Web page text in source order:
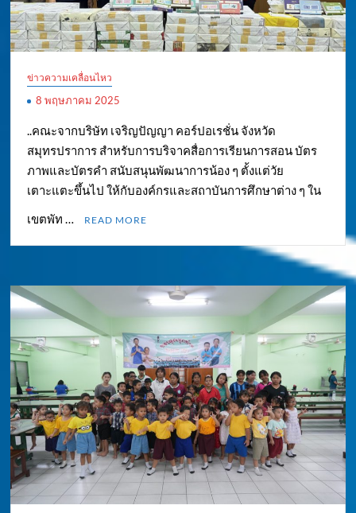
ข่าวความเคลื่อนไหว
8 พฤษภาคม 2025
..คณะจากบริษัท เจริญปัญญา คอร์ปอเรชั่น จังหวัด
สมุทรปราการ สำหรับการบริจาคสื่อการเรียนการสอน บัตร
ภาพและบัตรคำ สนับสนุนพัฒนาการน้อง ๆ ตั้งแต่วัย
เตาะแตะขึ้นไป ให้กับองค์กรและสถาบันการศึกษาต่าง ๆ ใน
เขตพัท …
READ MORE